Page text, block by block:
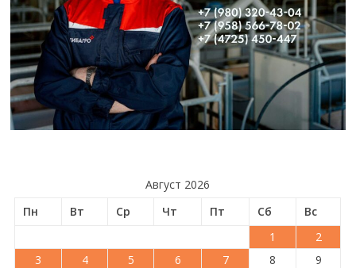
Август 2026
Пн
Вт Ср Чт Пт Сб
Вс
1
2
3
4 5 6 7 8
9